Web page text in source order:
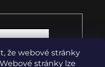
že webové stránky
stránky lze
s podmínkami